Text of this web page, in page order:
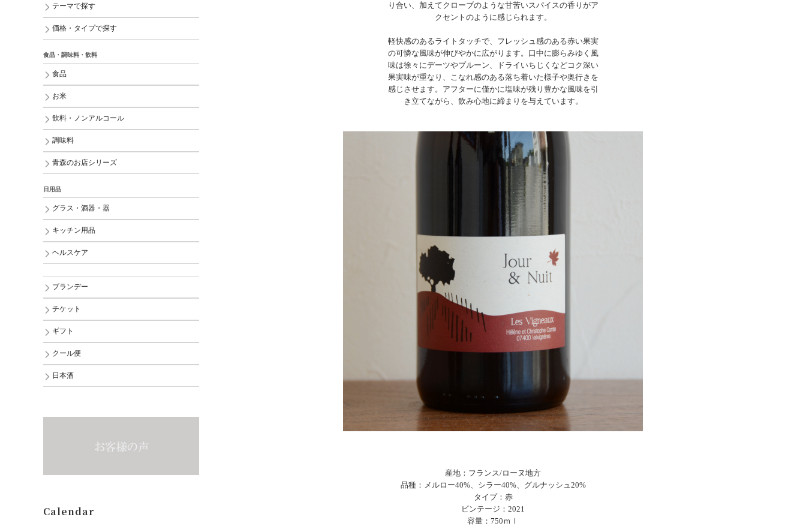
り合い、加えてクローブのような甘苦いスパイスの香りがア
クセントのように感じられます。
軽快感のあるライトタッチで、フレッシュ感のある赤い果実
の可憐な風味が伸びやかに広がります。口中に膨らみゆく風
味は徐々にデーツやプルーン、ドライいちじくなどコク深い
果実味が重なり、こなれ感のある落ち着いた様子や奥行きを
感じさせます。アフターに僅かに塩味が残り豊かな風味を引
き立てながら、飲み心地に締まりを与えています。
産地：フランス/ローヌ地方
品種：メルロー40%、シラー40%、グルナッシュ20%
タイプ：赤
ビンテージ：2021
容量：750ｍｌ
テーマで探す
価格・タイプで探す
食品・調味料・飲料
食品
お米
飲料・ノンアルコール
調味料
青森のお店シリーズ
日用品
グラス・酒器・器
キッチン用品
ヘルスケア
ブランデー
チケット
ギフト
クール便
日本酒